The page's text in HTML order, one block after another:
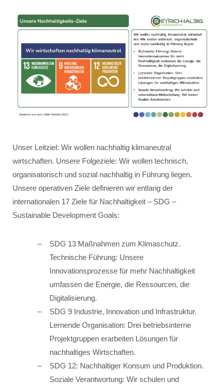
Unser Leitziel: Wir wollen nachhaltig klimaneutral
wirtschaften. Unsere Folgeziele: Wir wollen technisch,
organisatorisch und sozial nachhaltig in Führung liegen.
Unsere operativen Ziele definieren wir entlang der
internationalen 17 Ziele für Nachhaltigkeit – SDG –
Sustainable Development Goals:
SDG 13 Maßnahmen zum Klimaschutz.
Technische Führung: Unsere
Innovationsprozesse für mehr Nachhaltigkeit
umfassen die Energie, die Ressourcen, die
Digitalisierung.
SDG 9 Industrie, Innovation und Infrastruktur.
Lernende Organisation: Drei betriebsinterne
Projektgruppen erarbeiten Lösungen für
nachhaltiges Wirtschaften.
SDG 12: Nachhaltiger Konsum und Produktion.
Soziale Verantwortung: Wir schulen und